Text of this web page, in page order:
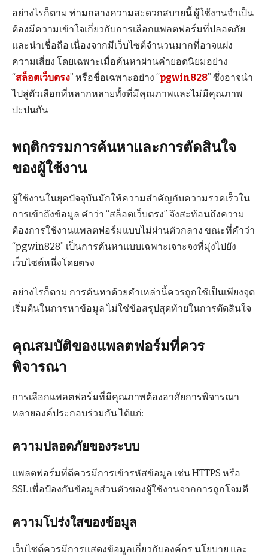
อย่างไรก็ตาม ท่ามกลางความสะดวกสบายนี้ ผู้ใช้งานจำเป็น
ต้องมีความเข้าใจเกี่ยวกับการเลือกแพลตฟอร์มที่ปลอดภัย
และน่าเชื่อถือ เนื่องจากมีเว็บไซต์จำนวนมากที่อาจแฝง
ความเสี่ยง โดยเฉพาะเมื่อค้นหาผ่านคำยอดนิยมอย่าง
“สล็อตเว็บตรง” หรือชื่อเฉพาะอย่าง “pgwin828” ซึ่งอาจนำ
ไปสู่ตัวเลือกที่หลากหลายทั้งที่มีคุณภาพและไม่มีคุณภาพ
ปะปนกัน
พฤติกรรมการค้นหาและการตัดสินใจ
ของผู้ใช้งาน
ผู้ใช้งานในยุคปัจจุบันมักให้ความสำคัญกับความรวดเร็วใน
การเข้าถึงข้อมูล คำว่า “สล็อตเว็บตรง” จึงสะท้อนถึงความ
ต้องการใช้งานแพลตฟอร์มแบบไม่ผ่านตัวกลาง ขณะที่คำว่า
“pgwin828” เป็นการค้นหาแบบเฉพาะเจาะจงที่มุ่งไปยัง
เว็บไซต์หนึ่งโดยตรง
อย่างไรก็ตาม การค้นหาด้วยคำเหล่านี้ควรถูกใช้เป็นเพียงจุด
เริ่มต้นในการหาข้อมูล ไม่ใช่ข้อสรุปสุดท้ายในการตัดสินใจ
คุณสมบัติของแพลตฟอร์มที่ควร
พิจารณา
การเลือกแพลตฟอร์มที่มีคุณภาพต้องอาศัยการพิจารณา
หลายองค์ประกอบร่วมกัน ได้แก่:
ความปลอดภัยของระบบ
แพลตฟอร์มที่ดีควรมีการเข้ารหัสข้อมูล เช่น HTTPS หรือ
SSL เพื่อป้องกันข้อมูลส่วนตัวของผู้ใช้งานจากการถูกโจมตี
ความโปร่งใสของข้อมูล
เว็บไซต์ควรมีการแสดงข้อมูลเกี่ยวกับองค์กร นโยบาย และ